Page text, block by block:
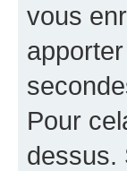
vous
Pour
dessus.